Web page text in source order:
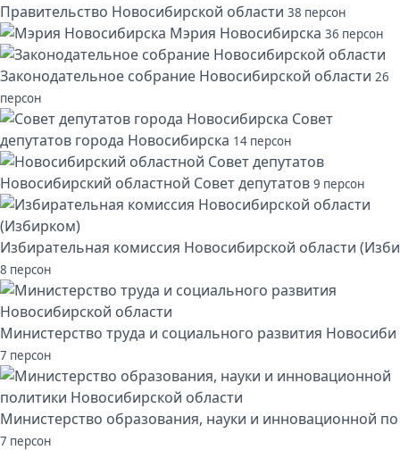
Правительство Новосибирской области 38 персон
Мэрия Новосибирска 36 персон
Законодательное собрание Новосибирской области 26
персон
Совет
депутатов города Новосибирска 14 персон
Новосибирский областной Совет депутатов 9 персон
Избирательная комиссия Новосибирской области (Изби
8 персон
Министерство труда и социального развития Новосиби
7 персон
Министерство образования, науки и инновационной по
7 персон